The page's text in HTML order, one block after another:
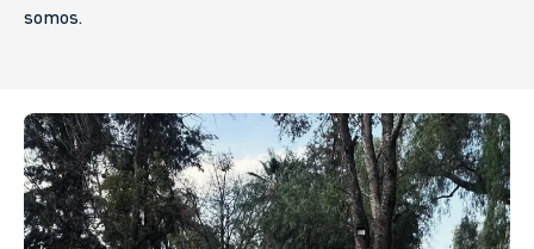
somos.